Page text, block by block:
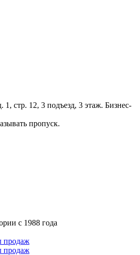
1, стр. 12, 3 подъезд, 3 этаж. Бизнес-
пропуск.
с 1988 года
продаж
продаж